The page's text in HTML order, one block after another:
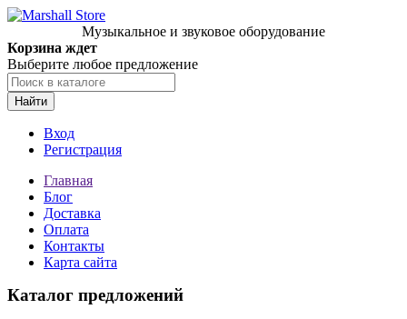
Музыкальное и звуковое оборудование
Корзина ждет
Выберите любое предложение
Найти
Вход
Регистрация
Главная
Блог
Доставка
Оплата
Контакты
Карта сайта
Каталог предложений